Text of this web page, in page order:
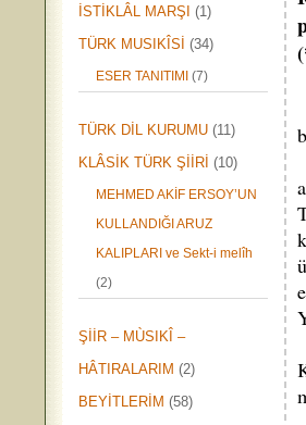
İSTİKLÂL MARŞI (1)
TÜRK MUSIKÎSİ (34)
ESER TANITIMI (7)
TÜRK DİL KURUMU (11)
KLÂSİK TÜRK ŞİİRİ (10)
MEHMED AKİF ERSOY’UN
KULLANDIĞI ARUZ
KALIPLARI ve Sekt-i melîh
(2)
ŞİİR – MÙSIKÎ –
HÂTIRALARIM (2)
BEYİTLERİM (58)